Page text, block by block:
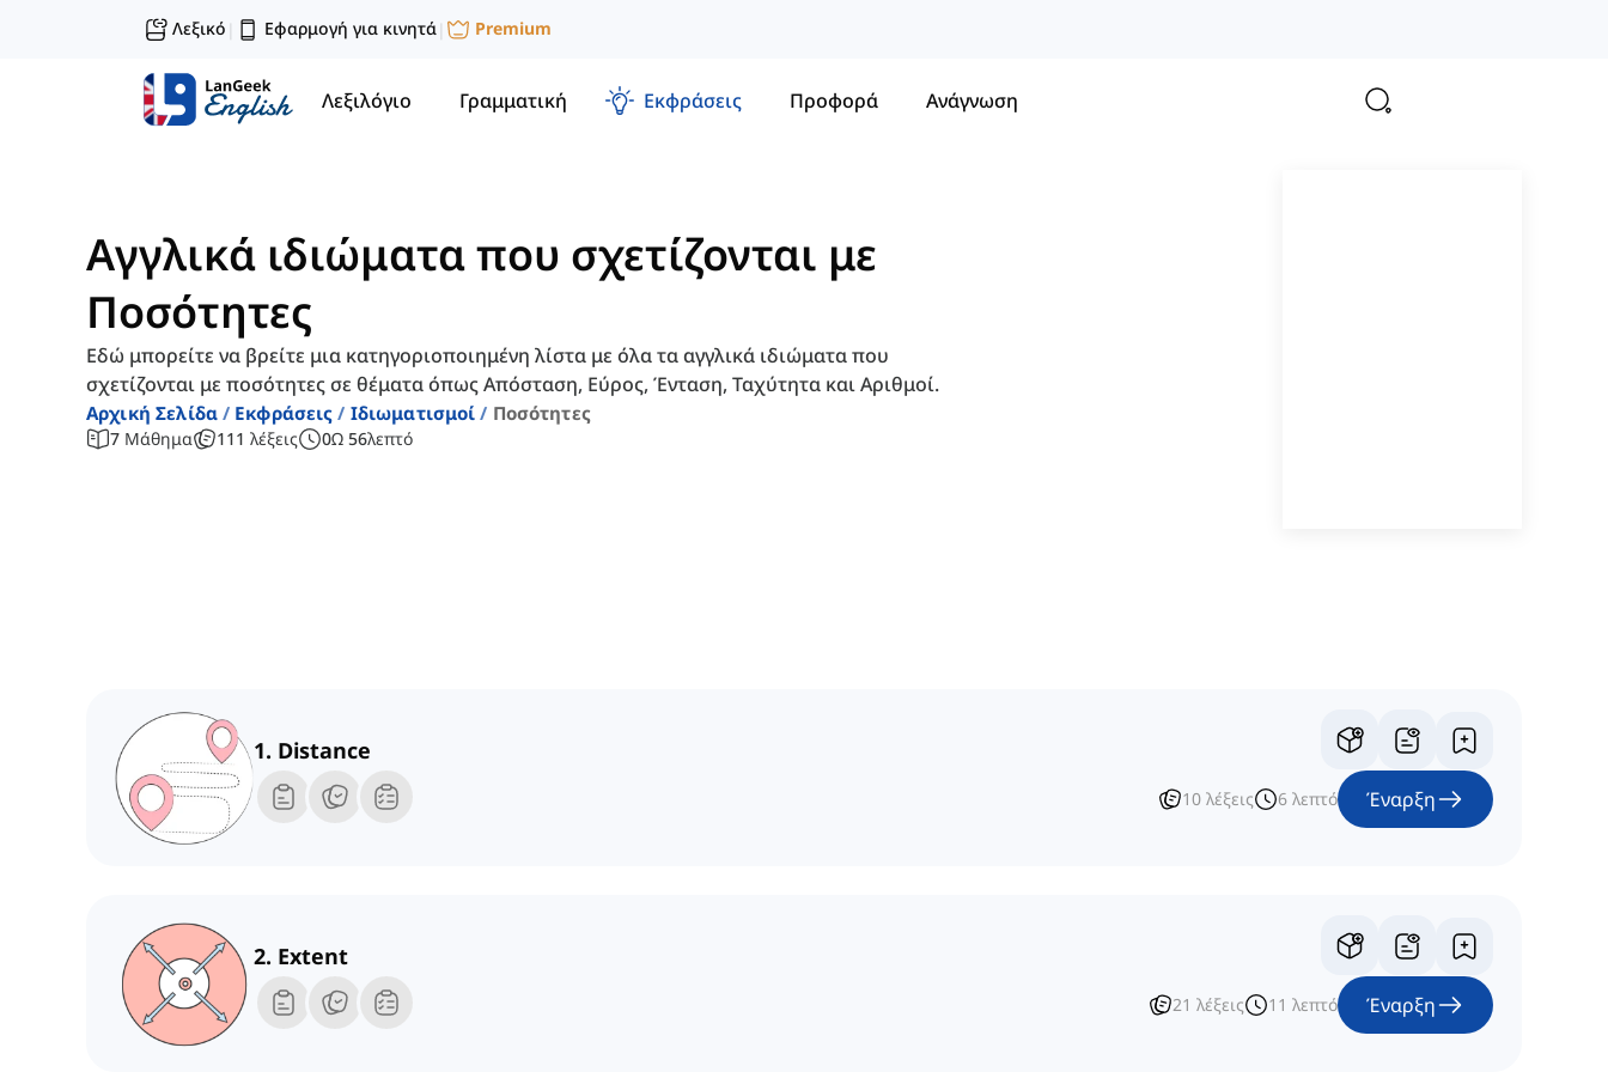
Λεξικό | Εφαρμογή για κινητά| Premium
Λεξιλόγιο Γραμματική Εκφράσεις Προφορά Ανάγνωση
Αγγλικά ιδιώματα που σχετίζονται με
Ποσότητες
Εδώ μπορείτε να βρείτε μια κατηγοριοποιημένη λίστα με όλα τα αγγλικά ιδιώματα που
σχετίζονται με ποσότητες σε θέματα όπως Απόσταση, Εύρος, Ένταση, Ταχύτητα και Αριθμοί.
Αρχική Σελίδα Εκφράσεις Ιδιωματισμοί Ποσότητες
7 Μάθημα 111 λέξεις 0Ω 56λεπτό
1. Distance
10 λέξεις 6 λεπτό Έναρξη
2. Extent
21 λέξεις 11 λεπτό Έναρξη